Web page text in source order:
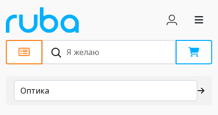
Каталог
Оптика